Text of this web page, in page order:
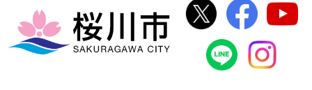
桜川市
桜川市公式
桜川
桜川市公